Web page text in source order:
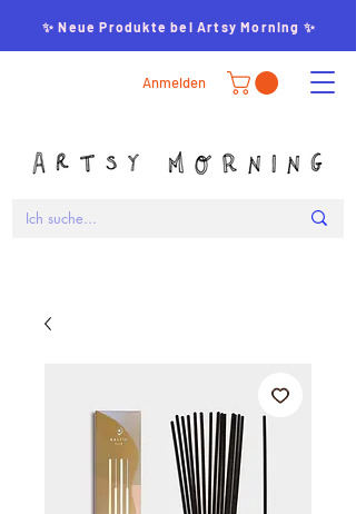
Anmelden
✨ Neue Produkte bei Artsy Morning ✨